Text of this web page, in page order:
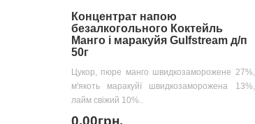
Концентрат напою
безалкогольного Коктейль
Манго і маракуйя Gulfstream д/п
50г
Цукор, пюре манго швидкозаморожене 27%,
м'якоть маракуйї швидкозаморожена 13%,
лайм свіжий 10%..
0.00грн.